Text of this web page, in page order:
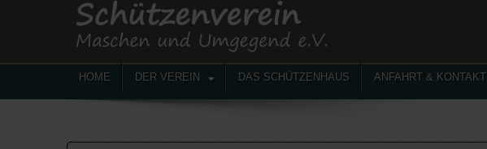
HOME DER VEREIN DAS SCHÜTZENHAUS ANFAHRT & KONTAKT